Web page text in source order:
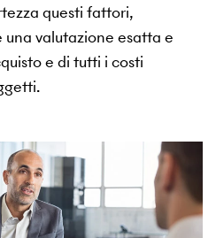
questi fattori,
valutazione esatta e
e di tutti i costi